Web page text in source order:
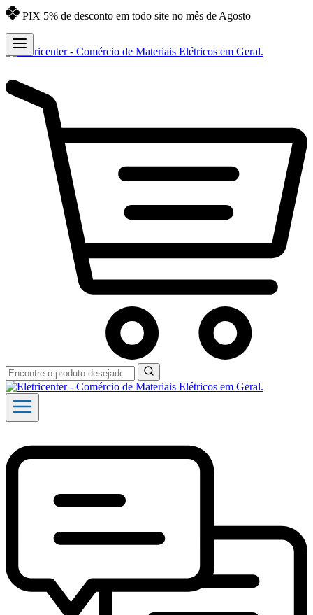
PIX 5% de desconto em todo site no mês de Agosto